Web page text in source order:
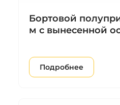
Бортовой
м с вынесенной
Подробнее